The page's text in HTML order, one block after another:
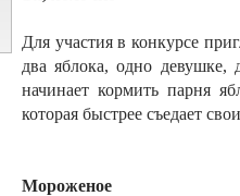
Для участия в конкурсе
два яблока, одно
начинает кормить парня
которая быстрее съедает
Мороженое